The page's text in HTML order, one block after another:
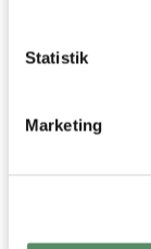
Statistik
Marketing